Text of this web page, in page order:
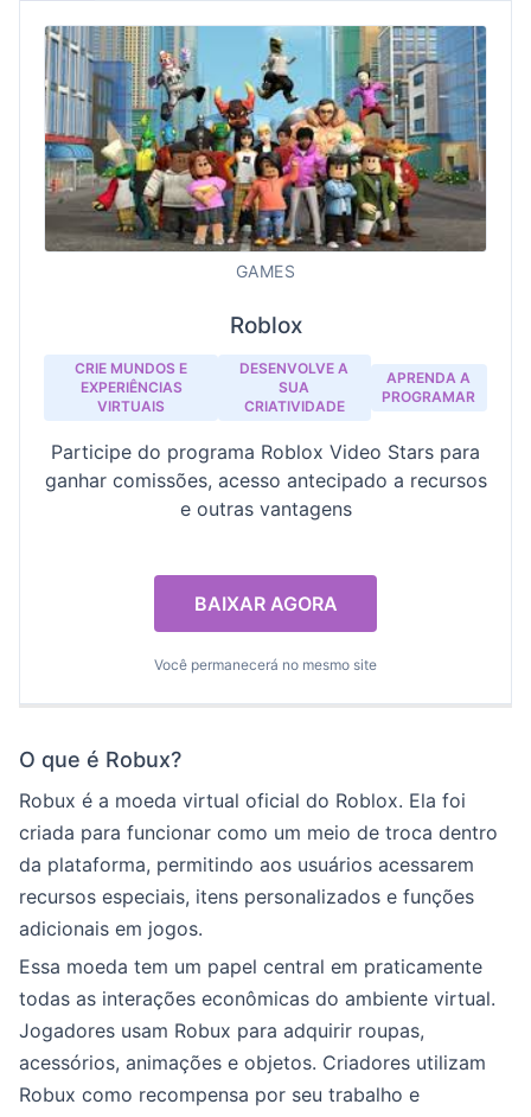
GAMES
Roblox
CRIE MUNDOS E
EXPERIÊNCIAS
VIRTUAIS
DESENVOLVE A
SUA
CRIATIVIDADE
APRENDA A
PROGRAMAR
Participe do programa Roblox Video Stars para
ganhar comissões, acesso antecipado a recursos
e outras vantagens
BAIXAR AGORA
Você permanecerá no mesmo site
O que é Robux?
Robux é a moeda virtual oficial do Roblox. Ela foi
criada para funcionar como um meio de troca dentro
da plataforma, permitindo aos usuários acessarem
recursos especiais, itens personalizados e funções
adicionais em jogos.
Essa moeda tem um papel central em praticamente
todas as interações econômicas do ambiente virtual.
Jogadores usam Robux para adquirir roupas,
acessórios, animações e objetos. Criadores utilizam
Robux como recompensa por seu trabalho e